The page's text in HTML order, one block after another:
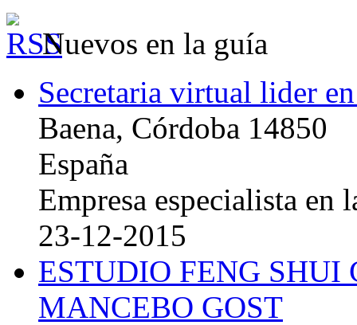
Nuevos en la guía
Secretaria virtual lider
Baena, Córdoba 14850
España
Empresa especialista en
23-12-2015
ESTUDIO FENG
MANCEBO GOST